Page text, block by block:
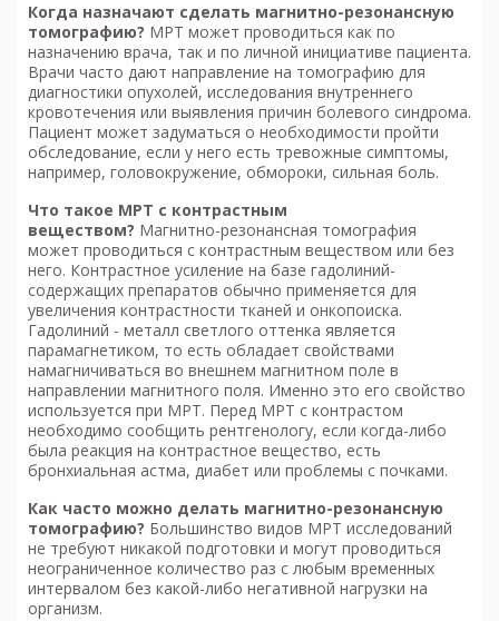
Когда назначают сделать магнитно-резонансную
томографию? МРТ может проводиться как по
назначению врача, так и по личной инициативе пациента.
Врачи часто дают направление на томографию для
диагностики опухолей, исследования внутреннего
кровотечения или выявления причин болевого синдрома.
Пациент может задуматься о необходимости пройти
обследование, если у него есть тревожные симптомы,
например, головокружение, обмороки, сильная боль.
Что такое МРТ с контрастным
веществом? Магнитно-резонансная томография
может проводиться с контрастным веществом или без
него. Контрастное усиление на базе гадолиний-
содержащих препаратов обычно применяется для
увеличения контрастности тканей и онкопоиска.
Гадолиний - металл светлого оттенка является
парамагнетиком, то есть обладает свойствами
намагничиваться во внешнем магнитном поле в
направлении магнитного поля. Именно это его свойство
используется при МРТ. Перед МРТ с контрастом
необходимо сообщить рентгенологу, если когда-либо
была реакция на контрастное вещество, есть
бронхиальная астма, диабет или проблемы с почками.
Как часто можно делать магнитно-резонансную
томографию? Большинство видов МРТ исследований
не требуют никакой подготовки и могут проводиться
неограниченное количество раз с любым временных
интервалом без какой-либо негативной нагрузки на
организм.